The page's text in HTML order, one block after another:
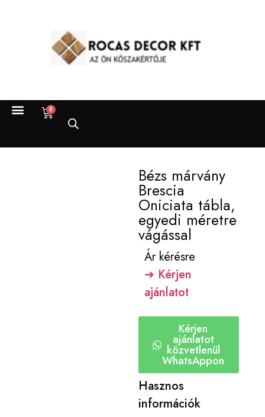
0
Bézs márvány
Brescia
Oniciata tábla,
egyedi méretre
vágással
Ár kérésre
➔ Kérjen
ajánlatot
Kérjen
ajánlatot
közvetlenül
WhatsAppon
Hasznos
információk